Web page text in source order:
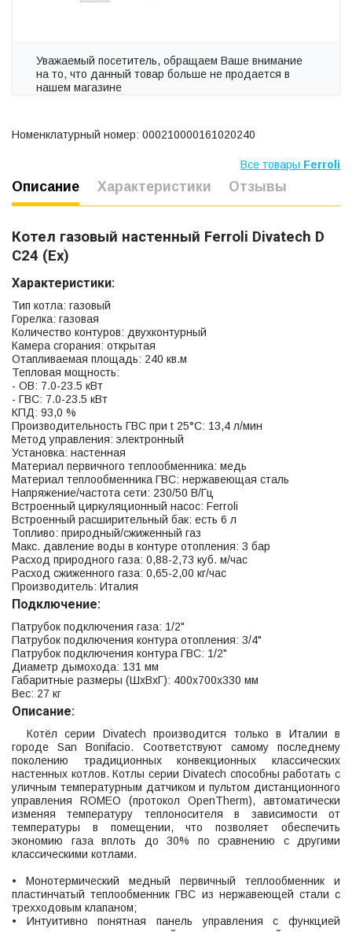
Уважаемый посетитель, обращаем Ваше внимание
на то, что данный товар больше не продается в
нашем магазине
Номенклатурный номер: 000210000161020240
Все товары Ferroli
Описание Характеристики Отзывы
Котел газовый настенный Ferroli Divatech D
C24 (Ex)
Характеристики:
Тип котла: газовый
Горелка: газовая
Количество контуров: двухконтурный
Камера сгорания: открытая
Отапливаемая площадь: 240 кв.м
Тепловая мощность:
- ОВ: 7.0-23.5 кВт
- ГВС: 7.0-23.5 кВт
КПД: 93,0 %
Производительность ГВС при t 25°C: 13,4 л/мин
Метод управления: электронный
Установка: настенная
Материал первичного теплообменника: медь
Материал теплообменника ГВС: нержавеющая сталь
Напряжение/частота сети: 230/50 В/Гц
Встроенный циркуляционный насос: Ferroli
Встроенный расширительный бак: есть 6 л
Топливо: природный/сжиженный газ
Макс. давление воды в контуре отопления: 3 бар
Расход природного газа: 0,88-2,73 куб. м/час
Расход сжиженного газа: 0,65-2,00 кг/час
Производитель: Италия
Подключение:
Патрубок подключения газа: 1/2"
Патрубок подключения контура отопления: 3/4"
Патрубок подключения контура ГВС: 1/2"
Диаметр дымохода: 131 мм
Габаритные размеры (ШхВхГ): 400x700x330 мм
Вес: 27 кг
Описание:
Котёл серии Divatech производится только в Италии в
городе San Bonifacio. Соответствуют самому последнему
поколению традиционных конвекционных классических
настенных котлов. Котлы серии Divatech способны работать с
уличным температурным датчиком и пультом дистанционного
управления ROMEO (протокол OpenTherm), автоматически
изменяя температуру теплоносителя в зависимости от
температуры в помещении, что позволяет обеспечить
экономию газа вплоть до 30% по сравнению с другими
классическими котлами.
• Монотермический медный первичный теплообменник и
пластинчатый теплообменник ГВС из нержавеющей стали с
трехходовым клапаном;
• Интуитивно понятная панель управления с функцией